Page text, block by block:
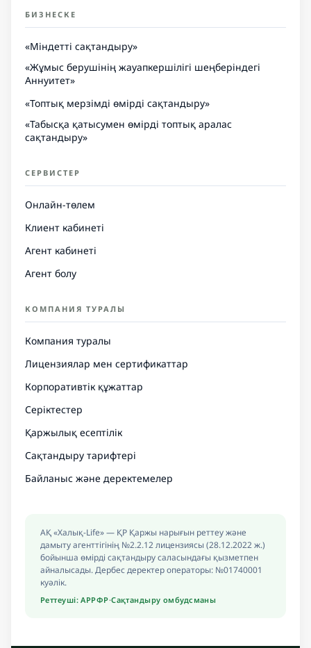
БИЗНЕСКЕ
«Міндетті сақтандыру»
«Жұмыс берушінің жауапкершілігі шеңберіндегі
Аннуитет»
«Топтық мерзімді өмірді сақтандыру»
«Табысқа қатысумен өмірді топтық аралас
сақтандыру»
СЕРВИСТЕР
Онлайн-төлем
Клиент кабинеті
Агент кабинеті
Агент болу
КОМПАНИЯ ТУРАЛЫ
Компания туралы
Лицензиялар мен сертификаттар
Корпоративтік құжаттар
Серіктестер
Қаржылық есептілік
Сақтандыру тарифтері
Байланыс және деректемелер
АҚ «Халық-Life» — ҚР Қаржы нарығын реттеу және
дамыту агенттігінің №2.2.12 лицензиясы (28.12.2022 ж.)
бойынша өмірді сақтандыру саласындағы қызметпен
айналысады. Дербес деректер операторы: №01740001
куәлік.
Реттеуші: АРРФР·Сақтандыру омбудсманы